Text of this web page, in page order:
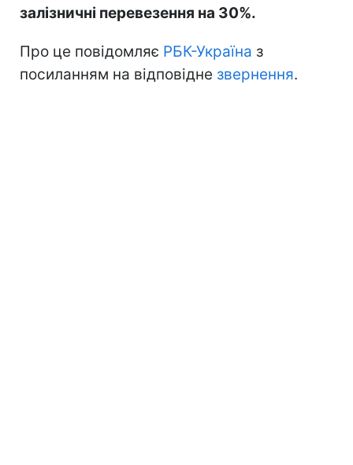
залізничні перевезення на 30%.
Про це повідомляє РБК-Україна з
посиланням на відповідне звернення.